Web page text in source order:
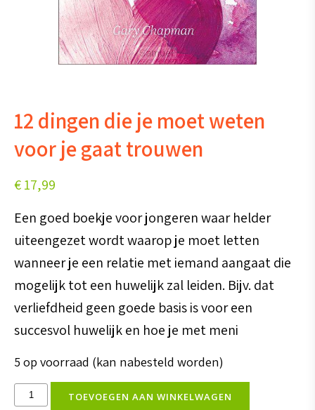
12 dingen die je moet weten
voor je gaat trouwen
€17,99
Een goed boekje voor jongeren waar helder
uiteengezet wordt waarop je moet letten
wanneer je een relatie met iemand aangaat die
mogelijk tot een huwelijk zal leiden. Bijv. dat
verliefdheid geen goede basis is voor een
succesvol huwelijk en hoe je met meni
5 op voorraad (kan nabesteld worden)
TOEVOEGEN AAN WINKELWAGEN